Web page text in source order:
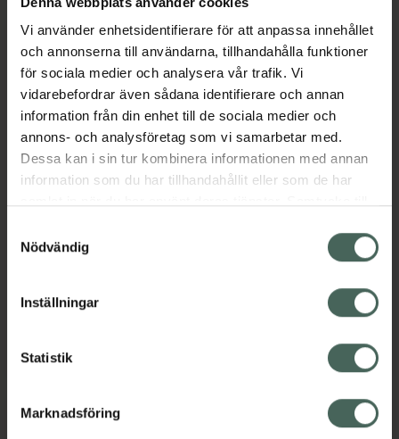
Vi använder enhetsidentifierare för att anpassa innehållet
och annonserna till användarna, tillhandahålla funktioner
för sociala medier och analysera vår trafik. Vi
vidarebefordrar även sådana identifierare och annan
information från din enhet till de sociala medier och
annons- och analysföretag som vi samarbetar med.
Dessa kan i sin tur kombinera informationen med annan
information som du har tillhandahållit eller som de har
återkalla ditt samtycke via webbplatsens
cookieinställningar. Ett återkallat samtycke påverkar inte
lagligheten av behandling som skett innan återkallelsen.
Nödvändig
Inställningar
Statistik
Marknadsföring
30%
4.7 av 5 i omdöme
Solskydd spray 200 ml
122,50 kr
NIVEA SUN Sensi Spray SPF30, 122.5 kr.
4.8 av 5 i omdöme
Pris online
Piz Buin